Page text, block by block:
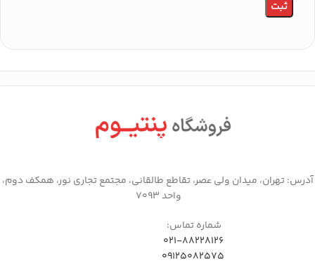
آدرس: تهران، میدان ولی عصر، تقاطع طالقانی، مجتمع تجاری نور، همکف دوم،
واحد 7093
شماره تماس:
021-88228126
09125082575